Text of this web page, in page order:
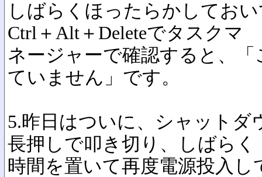
しばらくほったらかしてお
Ctrl＋Alt＋Deleteでタスクマ
ネージャーで確認すると、
ていません」です。
5.昨日はついに、シャットダ
長押しで叩き切り、しばらく
時間を置いて再度電源投入